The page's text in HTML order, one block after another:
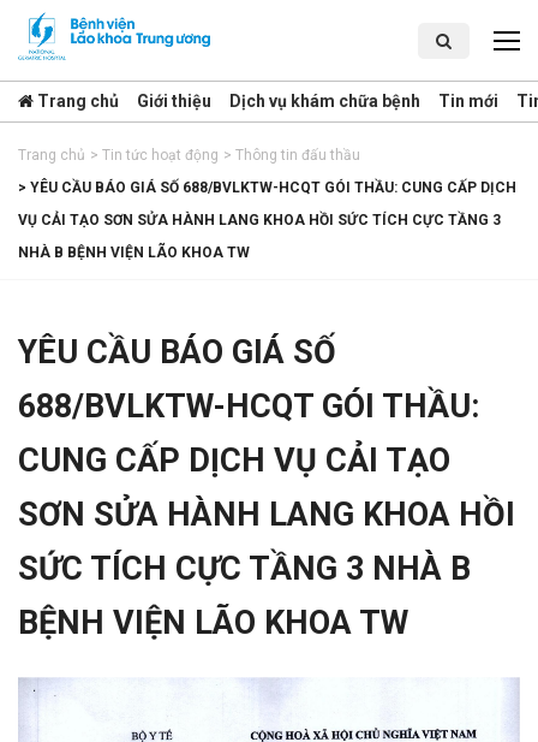
Trang chủ Giới thiệu Dịch vụ khám chữa bệnh Tin mới
Trang chủ > Tin tức hoạt động > Thông tin đấu thầu
> YÊU CẦU BÁO GIÁ SỐ 688/BVLKTW-HCQT GÓI THẦU: CUNG CẤP DỊCH
VỤ CẢI TẠO SƠN SỬA HÀNH LANG KHOA HỒI SỨC TÍCH CỰC TẦNG 3
NHÀ B BỆNH VIỆN LÃO KHOA TW
YÊU CẦU BÁO GIÁ SỐ
688/BVLKTW-HCQT GÓI THẦU:
CUNG CẤP DỊCH VỤ CẢI TẠO
SƠN SỬA HÀNH LANG KHOA HỒI
SỨC TÍCH CỰC TẦNG 3 NHÀ B
BỆNH VIỆN LÃO KHOA TW